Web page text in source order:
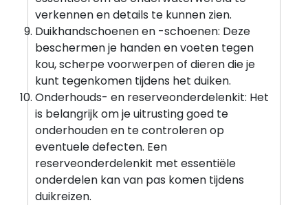
verkennen en details te kunnen zien.
Duikhandschoenen en -schoenen: Deze
beschermen je handen en voeten tegen
kou, scherpe voorwerpen of dieren die je
kunt tegenkomen tijdens het duiken.
Onderhouds- en reserveonderdelenkit: Het
is belangrijk om je uitrusting goed te
onderhouden en te controleren op
eventuele defecten. Een
reserveonderdelenkit met essentiële
onderdelen kan van pas komen tijdens
duikreizen.